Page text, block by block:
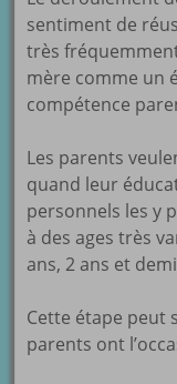
sentiment de
très
mère comme un
compétence
Les parents
quand leur
personnels les y
à des ages très
ans, 2 ans et
Cette étape peut
parents ont